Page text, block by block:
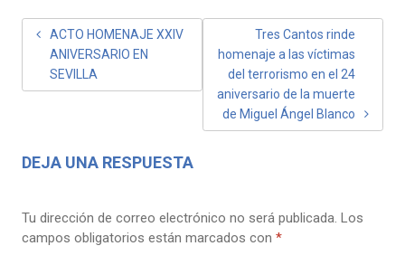
ACTO HOMENAJE XXIV
ANIVERSARIO EN
SEVILLA
Tres Cantos rinde
homenaje a las víctimas
del terrorismo en el 24
aniversario de la muerte
de Miguel Ángel Blanco
DEJA UNA RESPUESTA
Tu dirección de correo electrónico no será publicada. Los
campos obligatorios están marcados con *